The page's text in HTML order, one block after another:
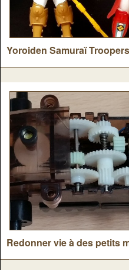
Yoroiden Samuraï
Redonner vie à des petits